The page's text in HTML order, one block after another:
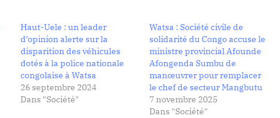
Haut-Uele : un leader
d’opinion alerte sur la
disparition des véhicules
dotés à la police nationale
congolaise à Watsa
26 septembre 2024
Dans "Société"
Watsa : Société civile de
solidarité du Congo accuse le
ministre provincial Afounde
Afongenda Sumbu de
manœuvrer pour remplacer
le chef de secteur Mangbutu
7 novembre 2025
Dans "Société"